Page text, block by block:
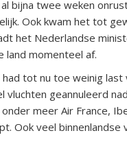
bijna twee weken
Ook kwam het tot
het Nederlandse
land momenteel af.
tot nu toe weinig
vluchten geannuleerd
meer Air France,
Ook veel binnenlandse